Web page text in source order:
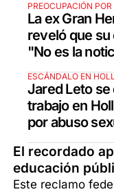
PREOCUPACIÓN
La ex Gran
reveló que
"No es la
ESCÁNDALO EN
Jared Leto
trabajo en
por abuso
El recordado
educación
Este reclamo